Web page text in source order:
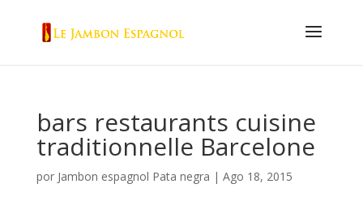
bars restaurants cuisine
traditionnelle Barcelone
por Jambon espagnol Pata negra | Ago 18, 2015